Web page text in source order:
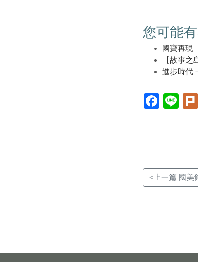
您可能
國寶再現
【故事
進步時代
Facebook(
開
Line(
開
<上一篇 國美